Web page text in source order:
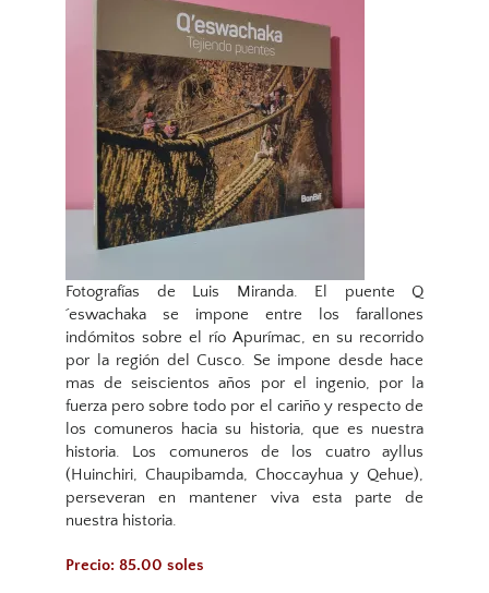
Fotografías de Luis Miranda. El puente Q
´eswachaka se impone entre los farallones
indómitos sobre el río Apurímac, en su recorrido
por la región del Cusco. Se impone desde hace
mas de seiscientos años por el ingenio, por la
fuerza pero sobre todo por el cariño y respecto de
los comuneros hacia su historia, que es nuestra
historia. Los comuneros de los cuatro ayllus
(Huinchiri, Chaupibamda, Choccayhua y Qehue),
perseveran en mantener viva esta parte de
nuestra historia.
Precio: 85.00 soles